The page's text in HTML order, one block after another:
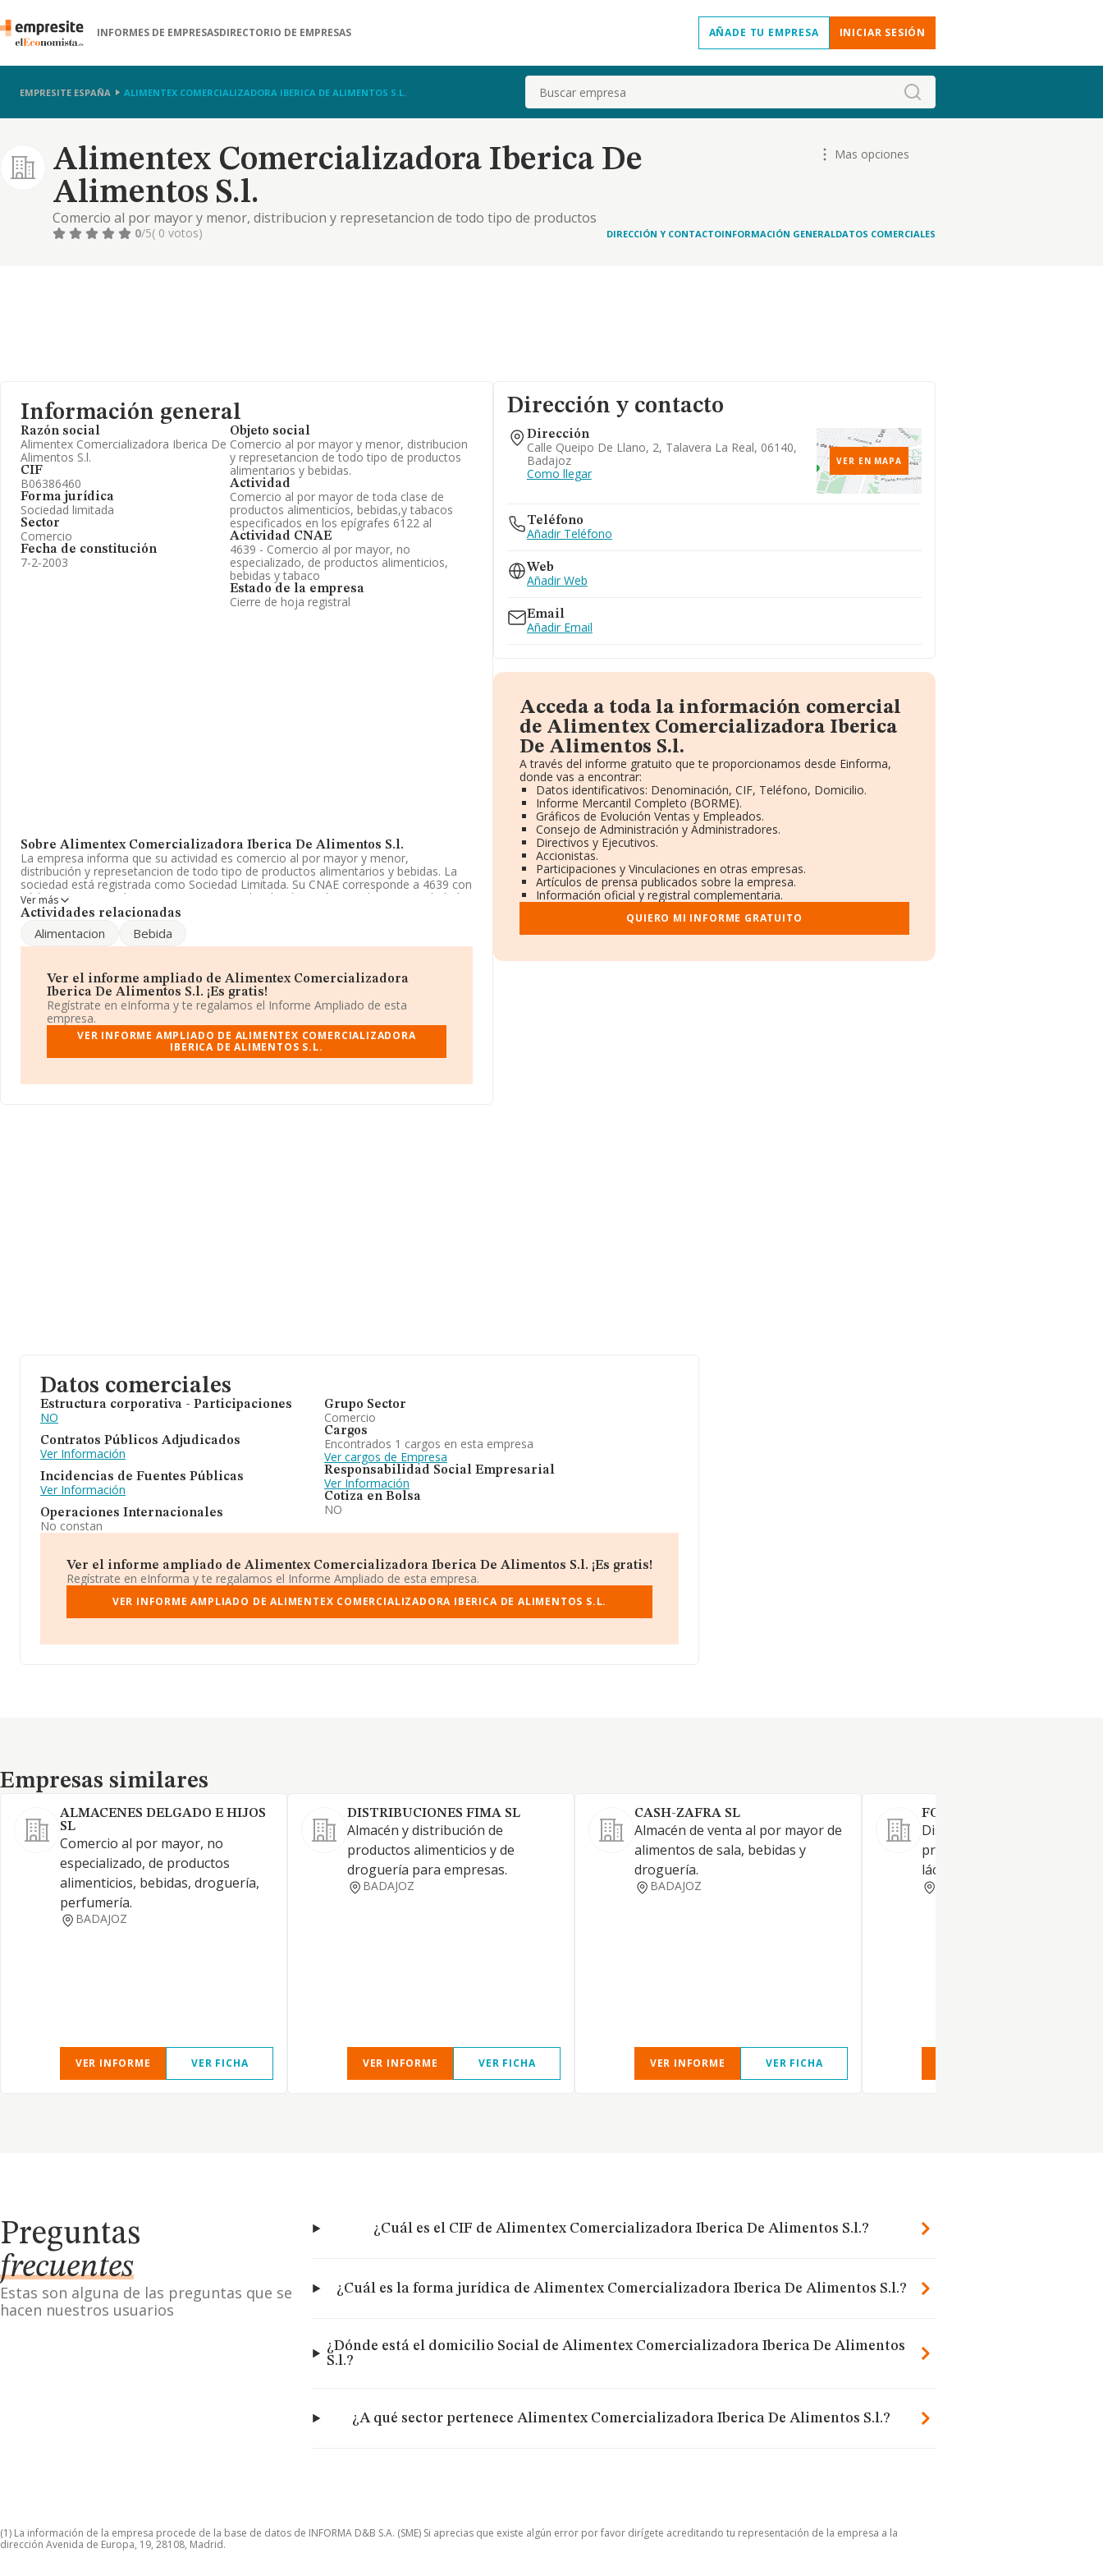
INFORMES DE EMPRESASDIRECTORIO DE EMPRESAS AÑADE TU EMPRESA INICIAR SESIÓN
EMPRESITE ESPAÑA ALIMENTEX COMERCIALIZADORA IBERICA DE ALIMENTOS S.L. Buscar
Alimentex Comercializadora Iberica De
Alimentos S.l.
Comercio al por mayor y menor, distribucion y represetancion de todo tipo de productos
alimentarios y bebidas.
Mas opciones
0/5( 0 votos) DIRECCIÓN Y CONTACTOINFORMACIÓN GENERALDATOS COMERCIALES
Información general
Razón social
Alimentex Comercializadora Iberica De
Alimentos S.l.
CIF
B06386460
Forma jurídica
Sociedad limitada
Sector
Comercio
Fecha de constitución
7-2-2003
Objeto social
Comercio al por mayor y menor, distribucion
y represetancion de todo tipo de productos
alimentarios y bebidas.
Actividad
Comercio al por mayor de toda clase de
productos alimenticios, bebidas,y tabacos
especificados en los epígrafes 6122 al
Actividad CNAE
4639 - Comercio al por mayor, no
especializado, de productos alimenticios,
bebidas y tabaco
Estado de la empresa
Cierre de hoja registral
Sobre Alimentex Comercializadora Iberica De Alimentos S.l.
La empresa informa que su actividad es comercio al por mayor y menor,
distribución y represetancion de todo tipo de productos alimentarios y bebidas. La
sociedad está registrada como Sociedad Limitada. Su CNAE corresponde a 4639 con
código 'Comercio al por mayor, no especializado, de productos alimenticios, bebidas
y tabaco'. No realiza actividad de importación y/o exportación.
La sociedad españolaAlimentex Comercializadora Iberica de Alimentos S.L
con número de identificación fiscal B06386460, está situada en Calle Queipo De
Extremadura.
En base a la información de la que dispone INFORMA sobre 23.763 compañías, a
nivel nacional la facturación asciende a 35.026 millones de euros y la media entre
todas las compañías es de 1 millón de euros de ventas en 2006. Para aportar
ulterior información de interés en el ámbito sectorial, la media de empleados de las
empresas es de 4. La media de antigüedad desde la constitución es de 16 años.
Ver más
Actividades relacionadas
Alimentacion Bebida
Ver el informe ampliado de Alimentex Comercializadora
Iberica De Alimentos S.l. ¡Es gratis!
Regístrate en eInforma y te regalamos el Informe Ampliado de esta
empresa.
VER INFORME AMPLIADO DE ALIMENTEX COMERCIALIZADORA
IBERICA DE ALIMENTOS S.L.
Dirección y contacto
Dirección
Calle Queipo De Llano, 2, Talavera La Real, 06140,
Badajoz
Como llegar
VER EN MAPA
Teléfono
Añadir Teléfono
Web
Añadir Web
Email
Añadir Email
Acceda a toda la información comercial
de Alimentex Comercializadora Iberica
De Alimentos S.l.
A través del informe gratuito que te proporcionamos desde Einforma,
donde vas a encontrar:
Datos identificativos: Denominación, CIF, Teléfono, Domicilio.
Informe Mercantil Completo (BORME).
Gráficos de Evolución Ventas y Empleados.
Consejo de Administración y Administradores.
Directivos y Ejecutivos.
Accionistas.
Participaciones y Vinculaciones en otras empresas.
Artículos de prensa publicados sobre la empresa.
Información oficial y registral complementaria.
QUIERO MI INFORME GRATUITO
Datos comerciales
Estructura corporativa - Participaciones
NO
Contratos Públicos Adjudicados
Ver Información
Incidencias de Fuentes Públicas
Ver Información
Operaciones Internacionales
No constan
Grupo Sector
Comercio
Cargos
Encontrados 1 cargos en esta empresa
Ver cargos de Empresa
Responsabilidad Social Empresarial
Ver Información
Cotiza en Bolsa
NO
Ver el informe ampliado de Alimentex Comercializadora Iberica De Alimentos S.l. ¡Es gratis!
Regístrate en eInforma y te regalamos el Informe Ampliado de esta empresa.
VER INFORME AMPLIADO DE ALIMENTEX COMERCIALIZADORA IBERICA DE ALIMENTOS S.L.
Empresas similares
Empresas similares
ALMACENES DELGADO E HIJOS
SL
Comercio al por mayor, no
especializado, de productos
alimenticios, bebidas, droguería,
perfumería.
BADAJOZ
VER INFORME VER FICHA
DISTRIBUCIONES FIMA SL
Almacén y distribución de
productos alimenticios y de
droguería para empresas.
BADAJOZ
VER INFORME VER FICHA
CASH-ZAFRA SL
Almacén de venta al por mayor de
alimentos de sala, bebidas y
droguería.
BADAJOZ
VER INFORME VER FICHA
FOMDISA EXTREMADURA,
Distribución y
productos elaborados
lácteos.
Preguntas
frecuentes
Estas son alguna de las preguntas que se
hacen nuestros usuarios
¿Cuál es el CIF de Alimentex Comercializadora Iberica De Alimentos S.l.?
¿Cuál es la forma jurídica de Alimentex Comercializadora Iberica De Alimentos S.l.?
¿Dónde está el domicilio Social de Alimentex Comercializadora Iberica De Alimentos
S.l.?
¿A qué sector pertenece Alimentex Comercializadora Iberica De Alimentos S.l.?
(1) La información de la empresa procede de la base de datos de INFORMA D&B S.A. (SME) Si aprecias que existe algún error por favor dirígete acreditando tu representación de la empresa a la
dirección Avenida de Europa, 19, 28108, Madrid.